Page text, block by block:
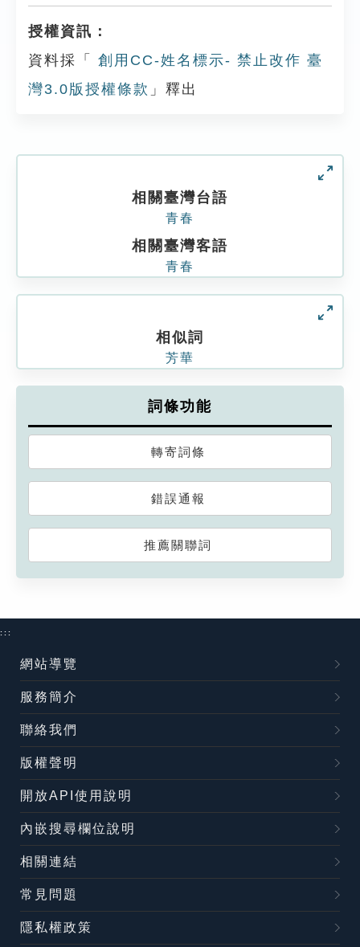
授權資訊：
資料採「
創用CC-姓名標示- 禁止改作 臺
灣3.0版授權條款 」釋出
相關臺灣台語
青春
相關臺灣客語
青春
相似詞
芳華
詞條功能
轉寄詞條
錯誤通報
推薦關聯詞
:::
網站導覽
服務簡介
聯絡我們
版權聲明
開放API使用說明
內嵌搜尋欄位說明
相關連結
常見問題
隱私權政策